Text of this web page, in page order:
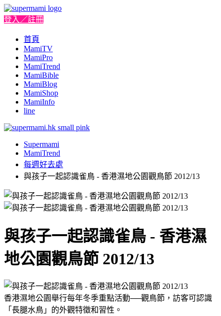
登入／註冊
首頁
MamiTV
MamiPro
MamiTrend
MamiBible
MamiBlog
MamiShop
MamiInfo
line
Supermami
MamiTrend
每週好去處
與孩子一起認識雀鳥 - 香港濕地公園觀鳥節 2012/13
與孩子一起認識雀鳥 - 香港濕
地公園觀鳥節 2012/13
香港濕地公園舉行每年冬季重點活動──觀鳥節，訪客可認識
「長腿水鳥」的外觀特徵和習性。